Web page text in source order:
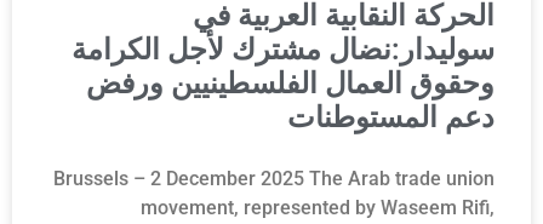
الحركة النقابية العربية في
سوليدار:نضال مشترك لأجل الكرامة
وحقوق العمال الفلسطينيين ورفض
دعم المستوطنات
Brussels – 2 December 2025 The Arab trade union
movement, represented by Waseem Rifi,